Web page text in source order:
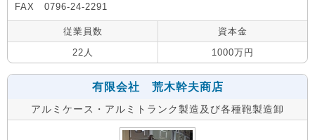
FAX 0796-24-2291
従業員数
資本金
22人
1000万円
有限会社 荒木幹夫商店
アルミケース・アルミトランク製造及び各種鞄製造卸